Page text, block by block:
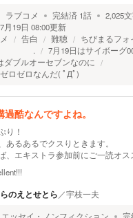
ラブコメ 完結済 1話 2,025
月19日 08:00更新
告白 難聴
ちびまるフォ
7月19日はサイボーグ
ダブルオーセブンなのに
ロゼロなんだ( ﾟДﾟ)
過酷なんですよね。
り！
あるあるでクスりときます。
、エキストラ参加前にご一読オス
のえとせとら ／宇枝一夫